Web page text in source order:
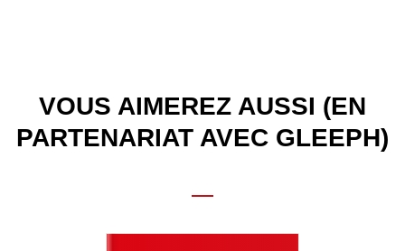
VOUS AIMEREZ AUSSI (EN
PARTENARIAT AVEC GLEEPH)